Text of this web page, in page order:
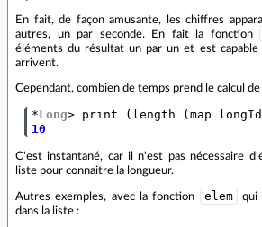
En fait, de façon amusante, les chiffres
autres, un par seconde. En fait la fonction
éléments du résultat un par un et est capable
arrivent.
Cependant, combien de temps prend le calcul
*Long> print ( length ( map longId
10
C'est instantané, car il n'est pas nécessaire
liste pour connaitre la longueur.
Autres exemples, avec la fonction elem
qui
dans la liste :